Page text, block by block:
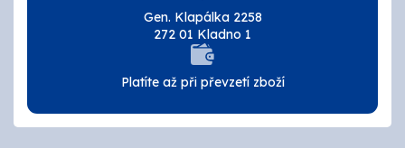
Gen. Klapálka 2258
272 01 Kladno 1
Platíte až při převzetí zboží